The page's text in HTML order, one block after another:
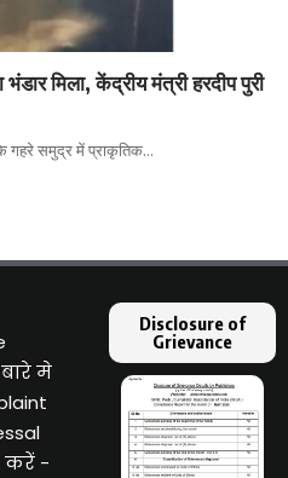
मिला, केंद्रीय मंत्री हरदीप पुरी
गहरे समुद्र में प्राकृतिक…
मे
करें -
Disclosure of
Grievance